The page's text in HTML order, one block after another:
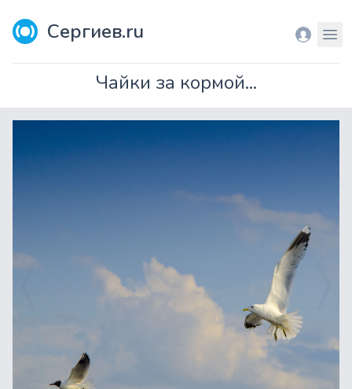
Сергиев.ru Вход
Чайки за кормой...